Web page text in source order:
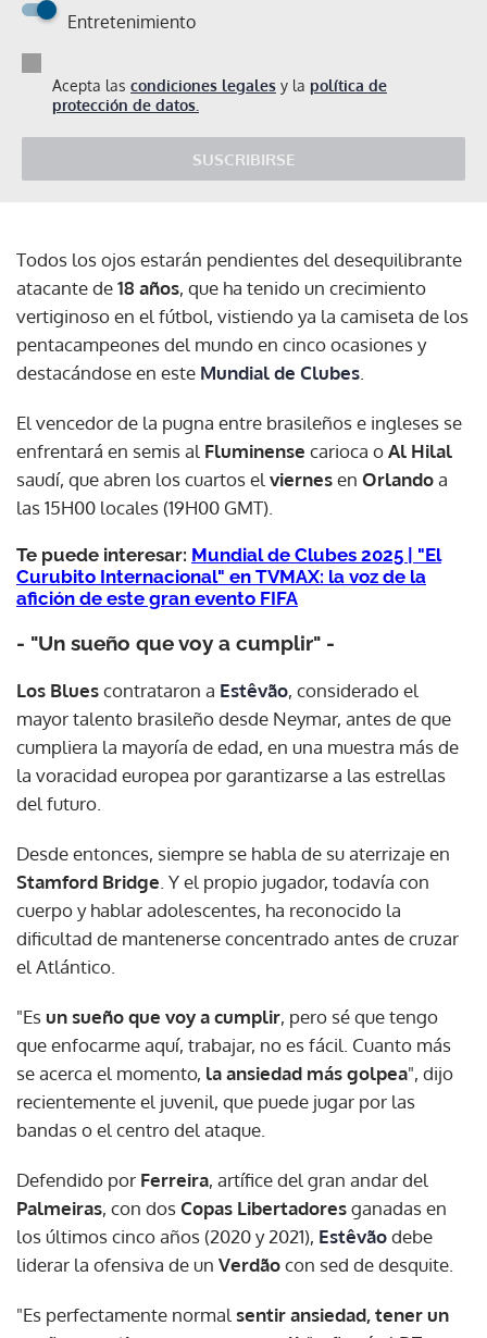
Entretenimiento
Acepta las condiciones legales y la política de
protección de datos.
SUSCRIBIRSE
Todos los ojos estarán pendientes del desequilibrante
atacante de18 años, que ha tenido un crecimiento
vertiginoso en el fútbol, vistiendo ya la camiseta de los
pentacampeones del mundo en cinco ocasiones y
destacándose en este Mundial de Clubes
El vencedor de la pugna entre brasileños e ingleses se
enfrentará en semis al Fluminense carioca oAl Hilal
saudí, que abren los cuartos el viernesen Orlandoa
las 15H00 locales (19H00 GMT).
Te puede interesar: Mundial de Clubes 2025 | "El
Curubito Internacional" en TVMAX: la voz de la
afición de este gran evento FIFA
- "Un sueño que voy a cumplir" -
Los Bluescontrataron a Estêvão, considerado el
mayor talento brasileño desde Neymar, antes de que
cumpliera la mayoría de edad, en una muestra más de
la voracidad europea por garantizarse a las estrellas
del futuro.
Desde entonces, siempre se habla de su aterrizaje en
Stamford Bridge . Y el propio jugador, todavía con
cuerpo y hablar adolescentes, ha reconocido la
dificultad de mantenerse concentrado antes de cruzar
el Atlántico.
"Esun sueño que voy a cumplir, pero sé que tengo
que enfocarme aquí, trabajar, no es fácil. Cuanto más
se acerca el momento, la ansiedad más golpea", dijo
recientemente el juvenil, que puede jugar por las
bandas o el centro del ataque.
Defendido por Ferreira, artífice del gran andar del
Palmeiras, con dosCopas Libertadoresganadas en
los últimos cinco años (2020 y 2021), Estêvãodebe
liderar la ofensiva de un Verdãocon sed de desquite.
"Es perfectamente normal sentir ansiedad, tener un